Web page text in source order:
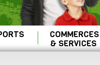
COMMERCES
& SERVICES